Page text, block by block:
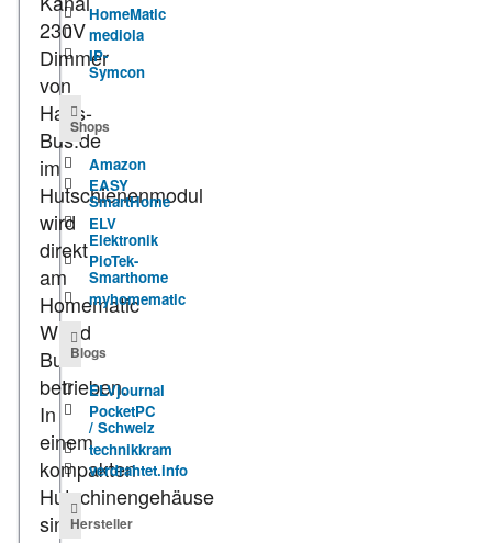
230V
Dimmer
von
Haus-
Bus.de
im
Hutschienenmodul
wird
direkt
am
Homematic
Wired
Bus
betrieben.
In
einem
kompakten
Hutschinengehäuse
sind
HomeMatic
mediola
IP-
Symcon
Shops
Amazon
EASY
SmartHome
ELV
Elektronik
PioTek-
Smarthome
myhomematic
Blogs
ELVjournal
PocketPC
/ Schweiz
technikkram
verdrahtet.info
Hersteller